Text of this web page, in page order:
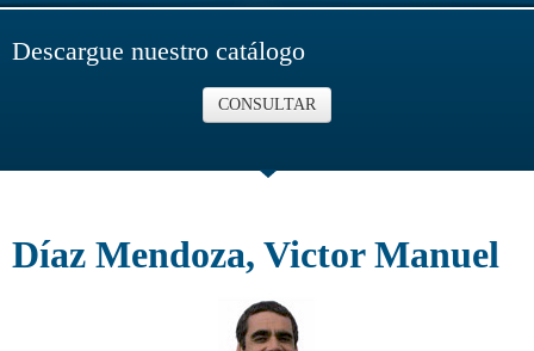
Descargue nuestro catálogo
CONSULTAR
Díaz Mendoza, Victor Manuel